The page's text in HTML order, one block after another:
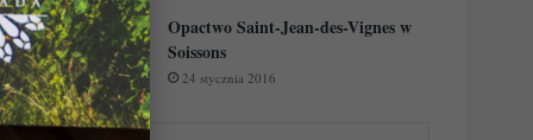
Opactwo Saint-Jean-des-Vignes w
Soissons
24 stycznia 2016